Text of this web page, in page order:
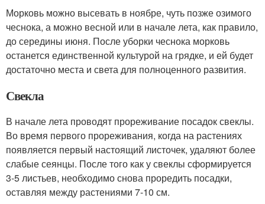
Морковь можно высевать в ноябре, чуть позже озимого
чеснока, а можно весной или в начале лета, как правило,
до середины июня. После уборки чеснока морковь
останется единственной культурой на грядке, и ей будет
достаточно места и света для полноценного развития.
Свекла
В начале лета проводят прореживание посадок свеклы.
Во время первого прореживания, когда на растениях
появляется первый настоящий листочек, удаляют более
слабые сеянцы. После того как у свеклы сформируется
3-5 листьев, необходимо снова проредить посадки,
оставляя между растениями 7-10 см.